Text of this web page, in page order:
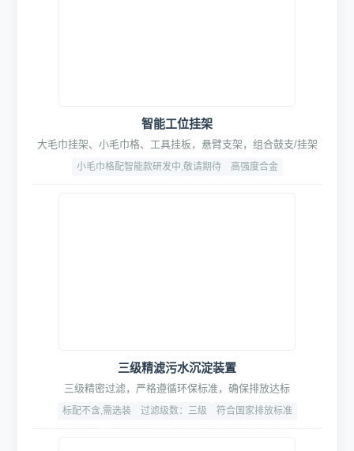
智能工位挂架
大毛巾挂架、小毛巾格、工具挂板，悬臂支架，组合鼓支/挂架
小毛巾格配智能款研发中,敬请期待 高强度合金
三级精滤污水沉淀装置
三级精密过滤，严格遵循环保标准，确保排放达标
标配不含,需选装 过滤级数：三级 符合国家排放标准